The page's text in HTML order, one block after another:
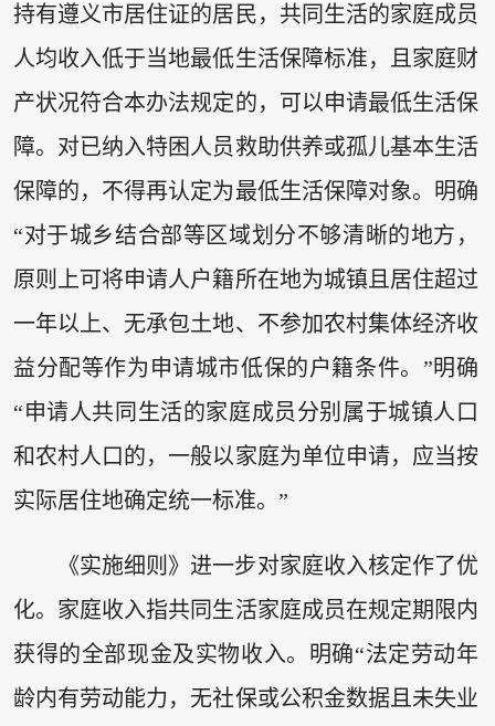
持有遵义市居住证的居民，共同生活的家庭成员
人均收入低于当地最低生活保障标准，且家庭财
产状况符合本办法规定的，可以申请最低生活保
障。对已纳入特困人员救助供养或孤儿基本生活
保障的，不得再认定为最低生活保障对象。明确
“对于城乡结合部等区域划分不够清晰的地方，
原则上可将申请人户籍所在地为城镇且居住超过
一年以上、无承包土地、不参加农村集体经济收
益分配等作为申请城市低保的户籍条件。”明确
“申请人共同生活的家庭成员分别属于城镇人口
和农村人口的，一般以家庭为单位申请，应当按
实际居住地确定统一标准。”
《实施细则》进一步对家庭收入核定作了优
化。家庭收入指共同生活家庭成员在规定期限内
获得的全部现金及实物收入。明确“法定劳动年
龄内有劳动能力，无社保或公积金数据且未失业